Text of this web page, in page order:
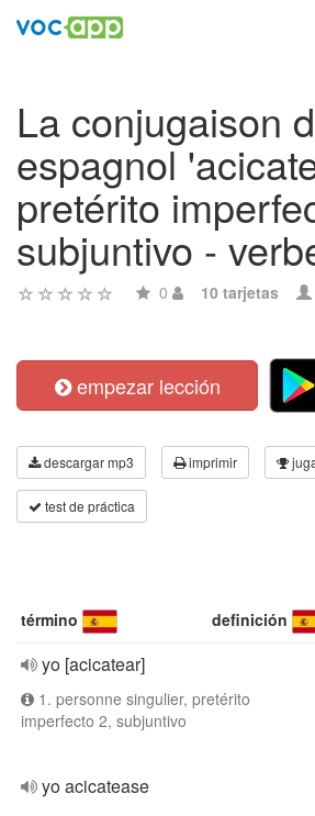
La conjugaison
espagnol
pretérito
subjuntivo -
0 10 tarjetas
empezar lección
descargar mp3 imprimir
test de práctica
término definición
yo [acicatear]
1. personne singulier, pretérito
imperfecto 2, subjuntivo
yo acicatease